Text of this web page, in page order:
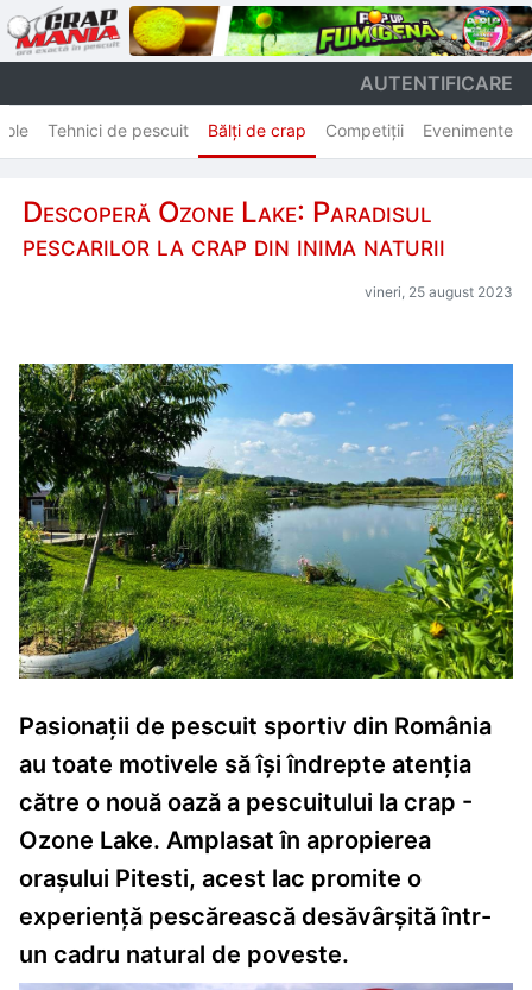
AUTENTIFICARE
Tehnici de pescuit Bălți de crap Competiții Evenimente
Descoperă Ozone Lake: Paradisul
pescarilor la crap din inima naturii
vineri, 25 august 2023
Pasionații de pescuit sportiv din România
au toate motivele să își îndrepte atenția
către o nouă oază a pescuitului la crap -
Ozone Lake. Amplasat în apropierea
orașului Pitesti, acest lac promite o
experiență pescărească desăvârșită într-
un cadru natural de poveste.